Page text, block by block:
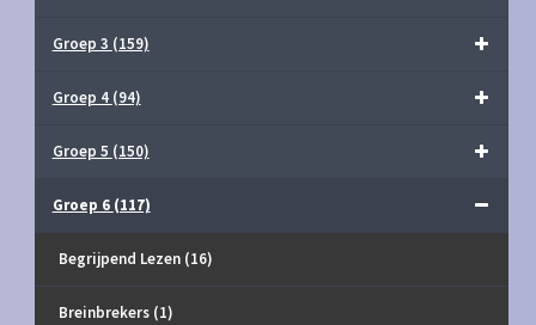
Groep 3 (159)
Groep 4 (94)
Groep 5 (150)
Groep 6 (117)
Begrijpend Lezen (16)
Breinbrekers (1)